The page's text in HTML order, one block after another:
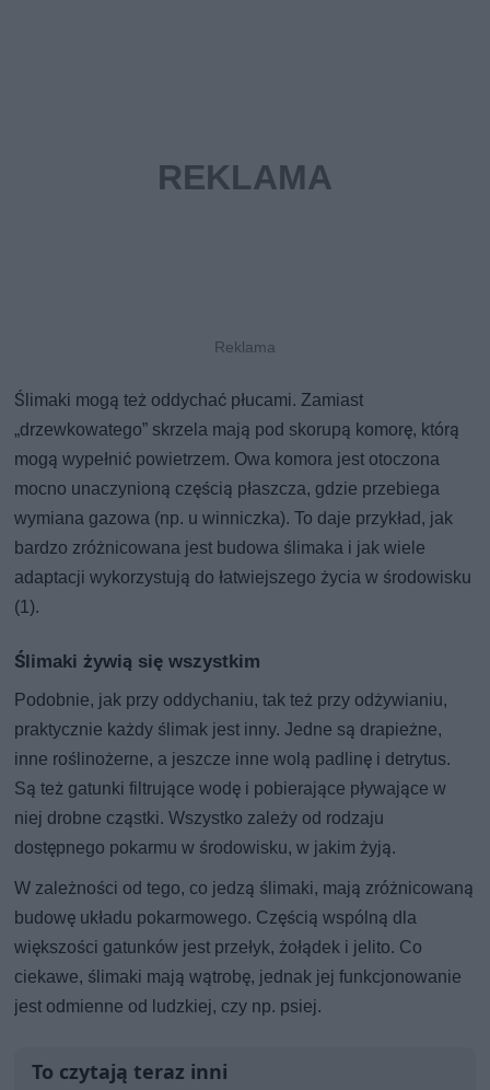
Ślimaki mogą też oddychać płucami. Zamiast
„drzewkowatego” skrzela mają pod skorupą komorę, którą
mogą wypełnić powietrzem. Owa komora jest otoczona
mocno unaczynioną częścią płaszcza, gdzie przebiega
wymiana gazowa (np. u winniczka). To daje przykład, jak
bardzo zróżnicowana jest budowa ślimaka i jak wiele
adaptacji wykorzystują do łatwiejszego życia w środowisku
(1).
Ślimaki żywią się wszystkim
Podobnie, jak przy oddychaniu, tak też przy odżywianiu,
praktycznie każdy ślimak jest inny. Jedne są drapieżne,
inne roślinożerne, a jeszcze inne wolą padlinę i detrytus.
Są też gatunki filtrujące wodę i pobierające pływające w
niej drobne cząstki. Wszystko zależy od rodzaju
dostępnego pokarmu w środowisku, w jakim żyją.
W zależności od tego, co jedzą ślimaki, mają zróżnicowaną
budowę układu pokarmowego. Częścią wspólną dla
większości gatunków jest przełyk, żołądek i jelito. Co
ciekawe, ślimaki mają wątrobę, jednak jej funkcjonowanie
jest odmienne od ludzkiej, czy np. psiej.
To czytają teraz inni